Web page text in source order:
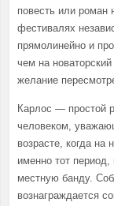
повесть или роман
фестивалях
прямолинейно и
чем на
желание
Карлос — простой
человеком,
возрасте, когда
именно тот
местную банду.
вознаграждается